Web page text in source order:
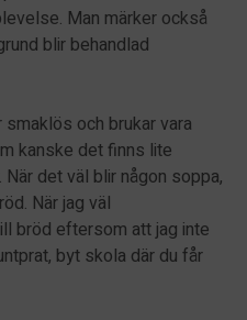
Man märker också
blir behandlad
smaklös och brukar vara
kanske det finns lite
det väl blir någon soppa,
När jag väl
bröd eftersom att jag inte
byt skola där du får